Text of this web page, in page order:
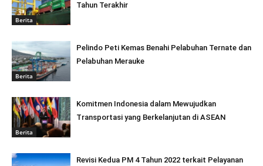
Berita
Tahun Terakhir
Berita
Pelindo Peti Kemas Benahi Pelabuhan Ternate dan
Pelabuhan Merauke
Berita
Komitmen Indonesia dalam Mewujudkan
Transportasi yang Berkelanjutan di ASEAN
Revisi Kedua PM 4 Tahun 2022 terkait Pelayanan